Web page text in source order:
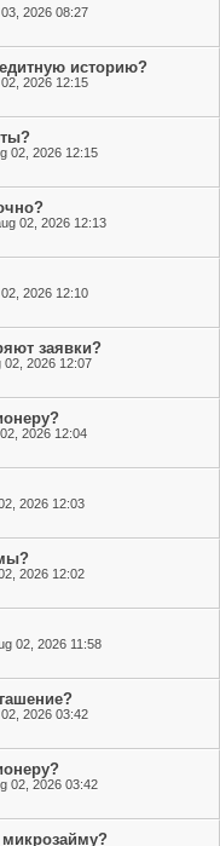
2026 08:27
историю?
2026 12:15
02, 2026 12:15
02, 2026 12:13
2026 12:10
заявки?
02, 2026 12:07
2026 12:04
2026 12:03
2026 12:02
02, 2026 11:58
2026 03:42
02, 2026 03:42